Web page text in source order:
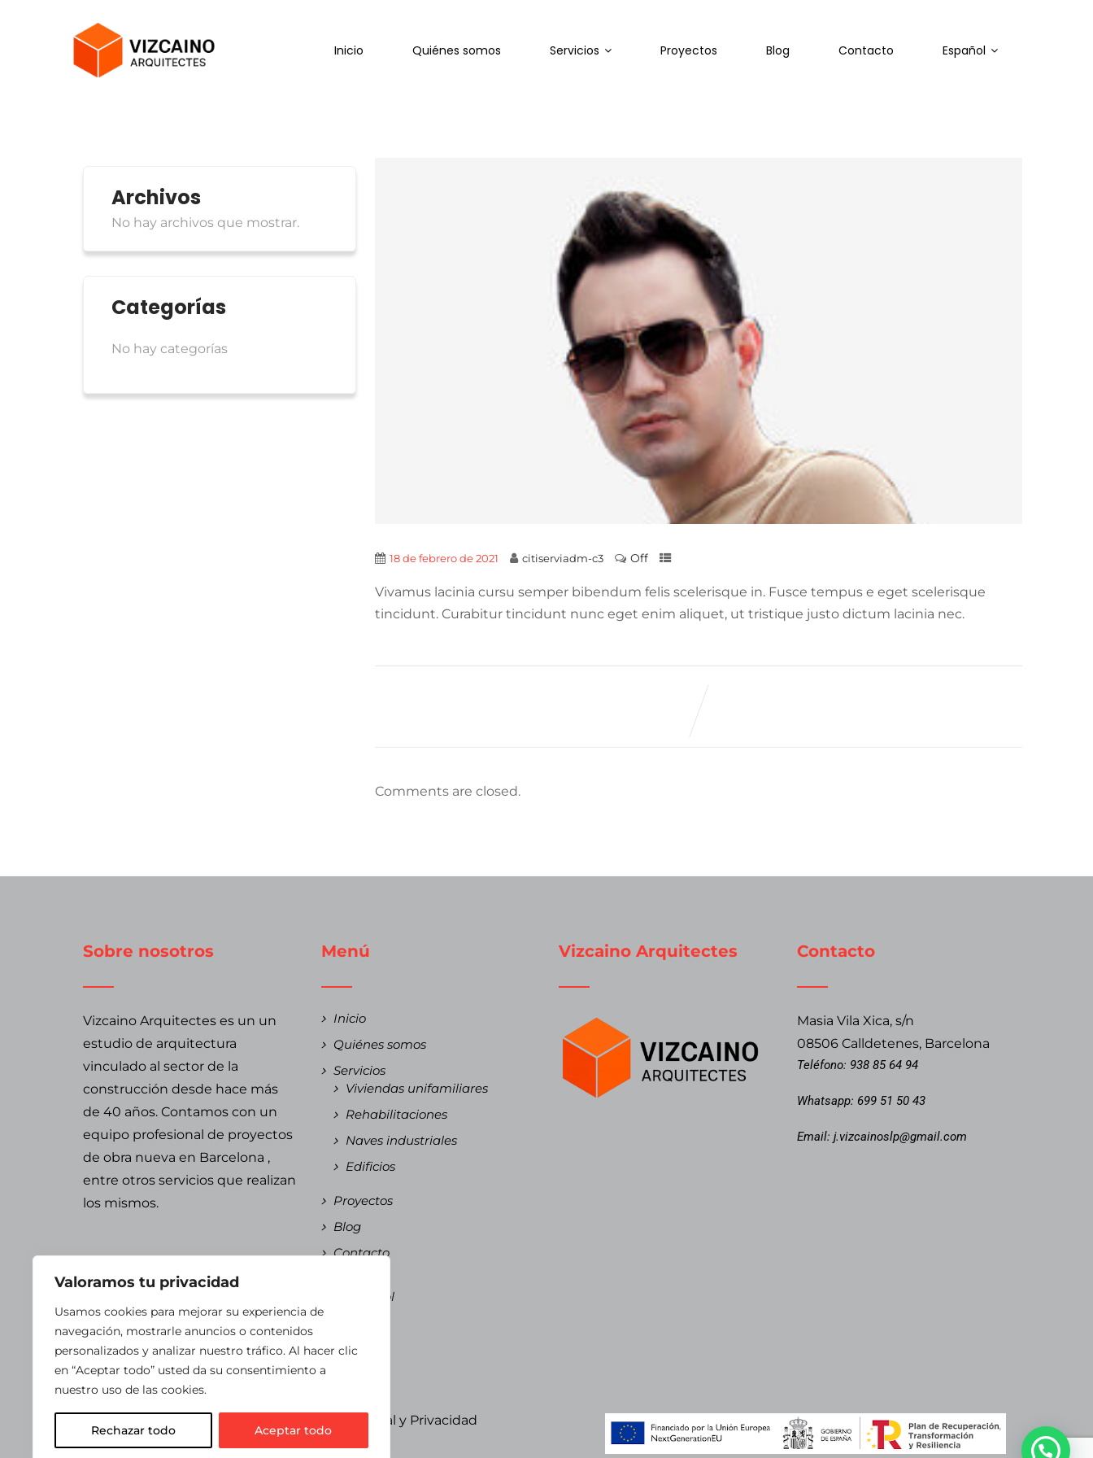
Valoramos tu privacidad
Usamos cookies para mejorar su experiencia de
navegación, mostrarle anuncios o contenidos
personalizados y analizar nuestro tráfico. Al hacer clic
en “Aceptar todo” usted da su consentimiento a
nuestro uso de las cookies.
Rechazar todo Aceptar todo
Inicio Quiénes somos Servicios Proyectos Blog Contacto Español
18 de febrero de 2021 citiserviadm-c3 Off
Vivamus lacinia cursu semper bibendum felis scelerisque in. Fusce tempus e eget scelerisque
tincidunt. Curabitur tincidunt nunc eget enim aliquet, ut tristique justo dictum lacinia nec.
Comments are closed.
Archivos
No hay archivos que mostrar.
Categorías
No hay categorías
Sobre nosotros
Vizcaino Arquitectes es un un
estudio de arquitectura
vinculado al sector de la
construcción desde hace más
de 40 años. Contamos con un
equipo profesional de proyectos
de obra nueva en Barcelona ,
entre otros servicios que realizan
los mismos.
Menú
Inicio
Quiénes somos
Servicios
Viviendas unifamiliares
Rehabilitaciones
Naves industriales
Edificios
Proyectos
Blog
Contacto
Español
Vizcaino Arquitectes Contacto
Masia Vila Xica, s/n
08506 Calldetenes, Barcelona
Teléfono: 938 85 64 94
Whatsapp: 699 51 50 43
Email: j.vizcainoslp@gmail.com
Aviso legal y Privacidad
Accesibilidad. Diseñado por